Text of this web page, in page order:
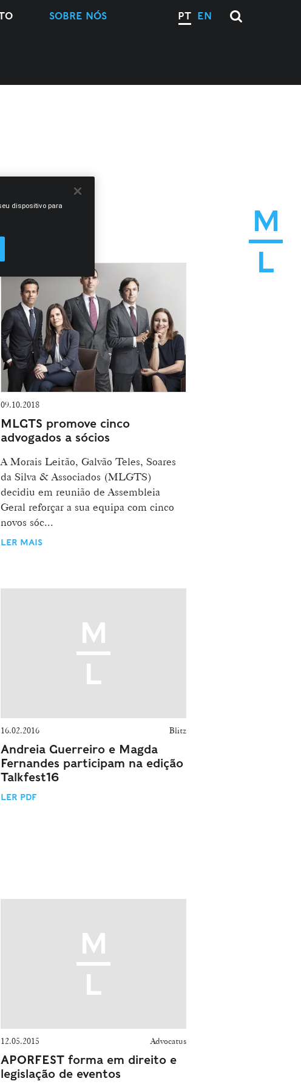
M
L
SOBRE NÓS PT EN
09.10.2018
MLGTS promove cinco
advogados a sócios
A Morais Leitão, Galvão Teles, Soares
da Silva & Associados (MLGTS)
decidiu em reunião de Assembleia
Geral reforçar a sua equipa com cinco
novos sóc...
LER MAIS
16.02.2016 Blitz
Andreia Guerreiro e Magda
Fernandes participam na edição
Talkfest16
LER PDF
12.05.2015 Advocatus
APORFEST forma em direito e
legislação de eventos
dispositivo para